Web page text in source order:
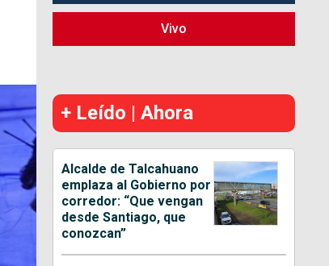
Vivo
+ Leído | Ahora
Alcalde de Talcahuano
emplaza al Gobierno por
corredor: “Que vengan
desde Santiago, que
conozcan”